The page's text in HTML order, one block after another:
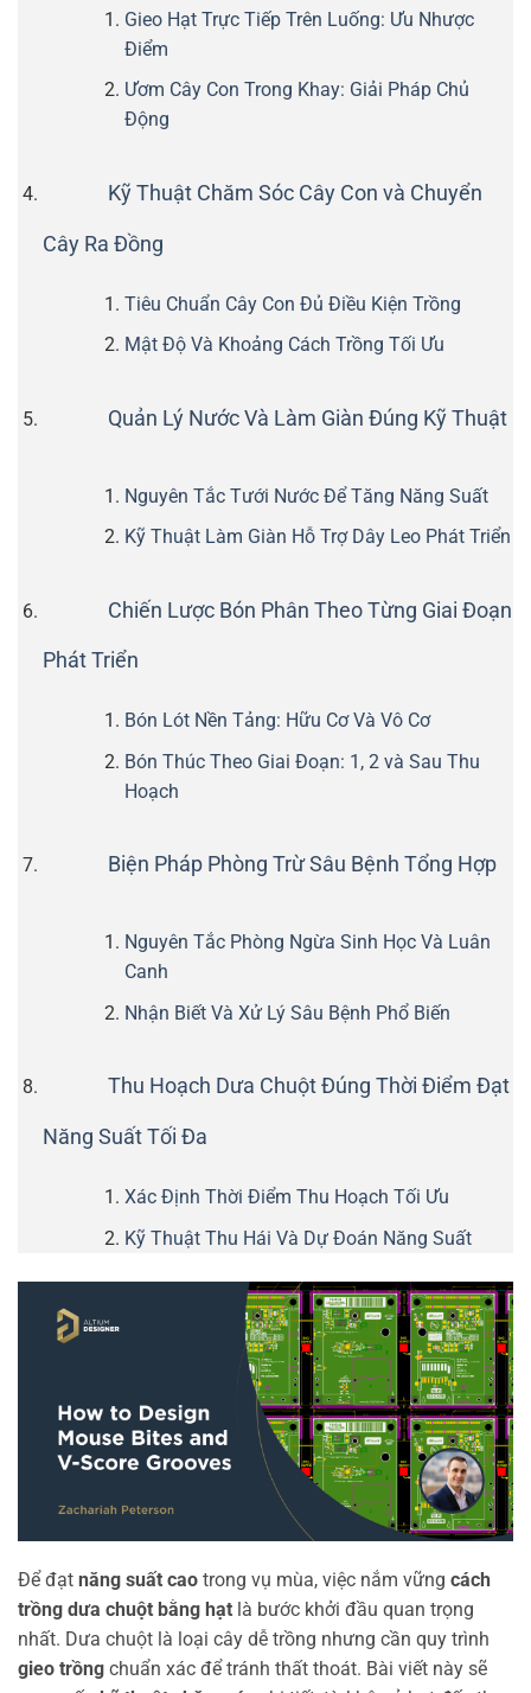
Gieo Hạt Trực Tiếp Trên Luống: Ưu Nhược
Điểm
Ươm Cây Con Trong Khay: Giải Pháp Chủ
Động
Kỹ Thuật Chăm Sóc Cây Con và Chuyển
Cây Ra Đồng
Tiêu Chuẩn Cây Con Đủ Điều Kiện Trồng
Mật Độ Và Khoảng Cách Trồng Tối Ưu
Quản Lý Nước Và Làm Giàn Đúng Kỹ Thuật
Nguyên Tắc Tưới Nước Để Tăng Năng Suất
Kỹ Thuật Làm Giàn Hỗ Trợ Dây Leo Phát Triển
Chiến Lược Bón Phân Theo Từng Giai Đoạn
Phát Triển
Bón Lót Nền Tảng: Hữu Cơ Và Vô Cơ
Bón Thúc Theo Giai Đoạn: 1, 2 và Sau Thu
Hoạch
Biện Pháp Phòng Trừ Sâu Bệnh Tổng Hợp
Nguyên Tắc Phòng Ngừa Sinh Học Và Luân
Canh
Nhận Biết Và Xử Lý Sâu Bệnh Phổ Biến
Thu Hoạch Dưa Chuột Đúng Thời Điểm Đạt
Năng Suất Tối Đa
Xác Định Thời Điểm Thu Hoạch Tối Ưu
Kỹ Thuật Thu Hái Và Dự Đoán Năng Suất
Để đạt năng suất cao trong vụ mùa, việc nắm vững cách
trồng dưa chuột bằng hạt là bước khởi đầu quan trọng
nhất. Dưa chuột là loại cây dễ trồng nhưng cần quy trình
gieo trồng chuẩn xác để tránh thất thoát. Bài viết này sẽ